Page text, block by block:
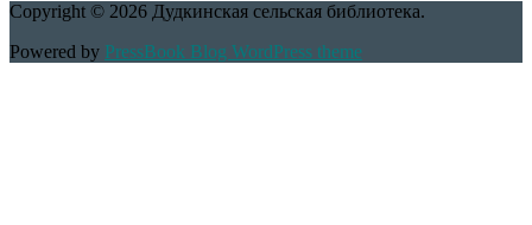
Copyright © 2026 Дудкинская сельская библиотека.
Powered by PressBook Blog WordPress theme